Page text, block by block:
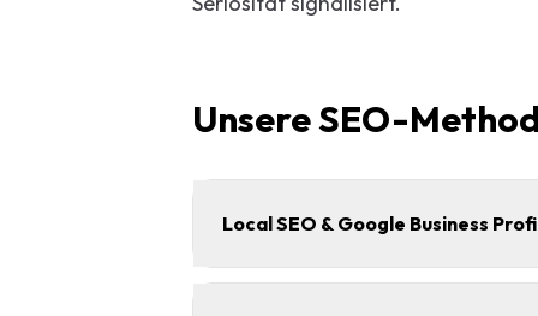
Unsere SEO-
Local SEO & Google Business